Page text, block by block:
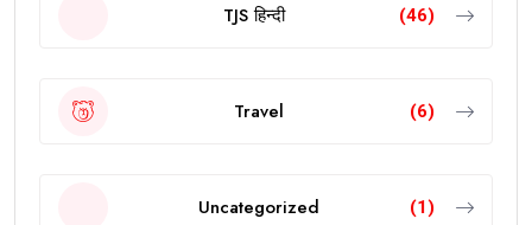
TJS हिन्दी (46)
Travel (6)
Uncategorized (1)